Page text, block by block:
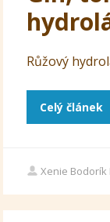
Růžový
Celý článek
Xenie Bodorík